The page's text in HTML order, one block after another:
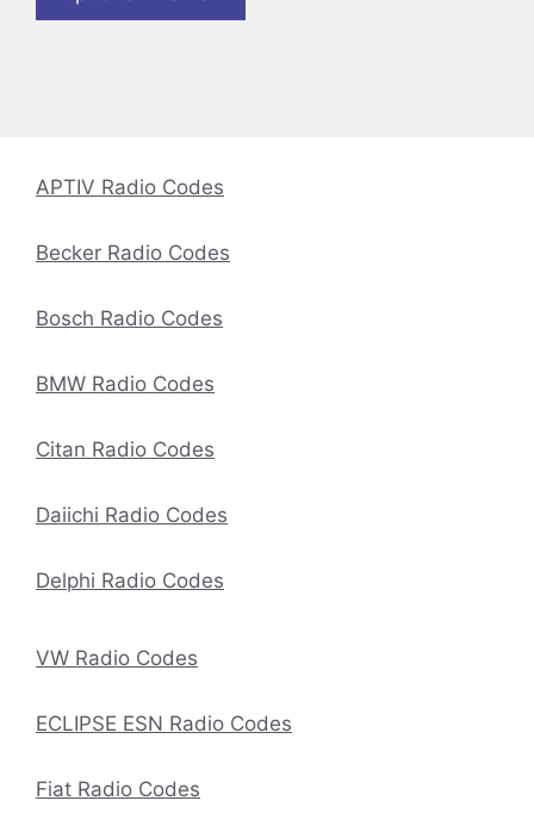
APTIV Radio Codes
Becker Radio Codes
Bosch Radio Codes
BMW Radio Codes
Citan Radio Codes
Daiichi Radio Codes
Delphi Radio Codes
VW Radio Codes
ECLIPSE ESN Radio Codes
Fiat Radio Codes